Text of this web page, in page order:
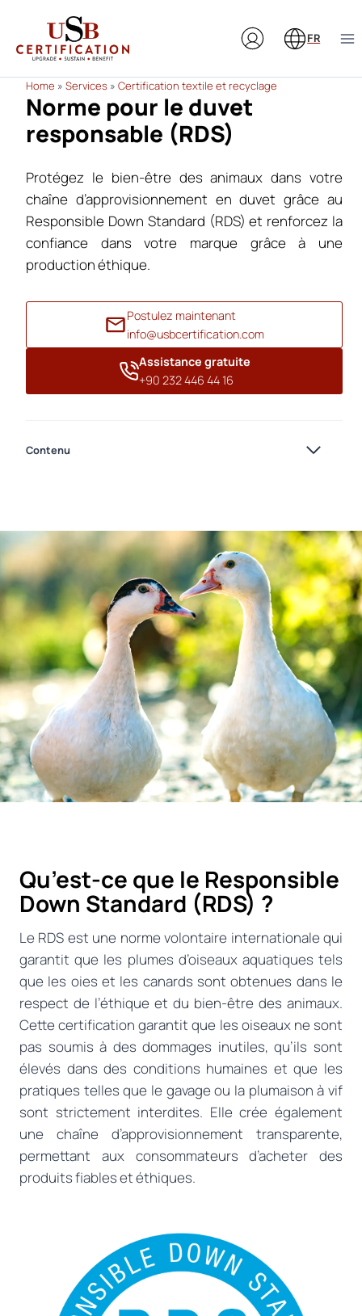
contenu
FR
Home » Services » Certification textile et recyclage
Norme pour le duvet
responsable (RDS)
Protégez le bien-être des animaux dans votre
chaîne d’approvisionnement en duvet grâce au
Responsible Down Standard (RDS) et renforcez la
confiance dans votre marque grâce à une
production éthique.
Postulez maintenant
info@usbcertification.com
Assistance gratuite
+90 232 446 44 16
Contenu
Qu’est-ce que le Responsible
Down Standard (RDS) ?
Le RDS est une norme volontaire internationale qui
garantit que les plumes d’oiseaux aquatiques tels
que les oies et les canards sont obtenues dans le
respect de l’éthique et du bien-être des animaux.
Cette certification garantit que les oiseaux ne sont
pas soumis à des dommages inutiles, qu’ils sont
élevés dans des conditions humaines et que les
pratiques telles que le gavage ou la plumaison à vif
sont strictement interdites. Elle crée également
une chaîne d’approvisionnement transparente,
permettant aux consommateurs d’acheter des
produits fiables et éthiques.